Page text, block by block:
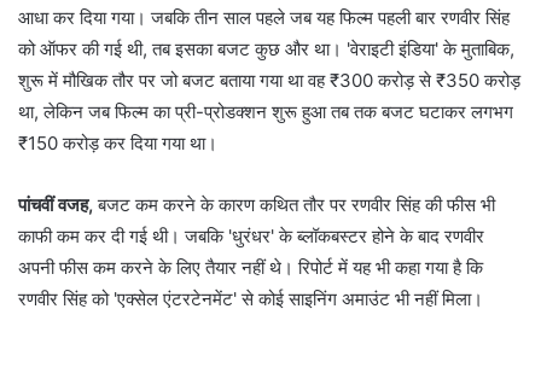
आधा कर दिया गया। जबकि तीन साल पहले जब यह फ‍िल्म पहली बार रणवीर सिंह
को ऑफर की गई थी, तब इसका बजट कुछ और था। 'वेराइटी इंडिया' के मुताबिक,
शुरू में मौखिक तौर पर जो बजट बताया गया था वह ₹300 करोड़ से ₹350 करोड़
था, लेकिन जब फिल्म का प्री-प्रोडक्शन शुरू हुआ तब तक बजट घटाकर लगभग
₹150 करोड़ कर दिया गया था।
पांचवीं वजह,बजट कम करने के कारण कथ‍ित तौर पर रणवीर सिंह की फीस भी
काफी कम कर दी गई थी। जबकि 'धुरंधर' के ब्‍लॉकबस्‍टर होने के बाद रणवीर
अपनी फीस कम करने के लिए तैयार नहीं थे। रिपोर्ट में यह भी कहा गया है कि
रणवीर सिंह को 'एक्‍सेल एंटरटेनमेंट' से कोई साइनिंग अमाउंट भी नहीं मिला।